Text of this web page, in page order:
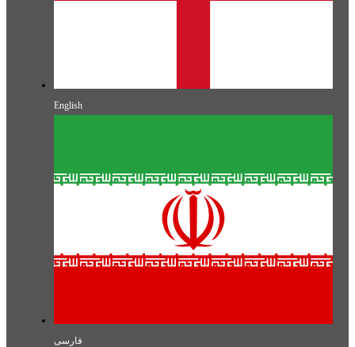
English
فارسی